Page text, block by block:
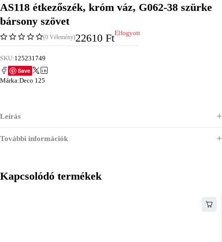
AS118 étkezőszék, króm váz, G062-38 szürke
bársony szövet
(0 Vélemény)22610 FtElfogyott
SKU:125231749
Save
Márka:Deco 125
Leírás
További információk
Kapcsolódó termékek